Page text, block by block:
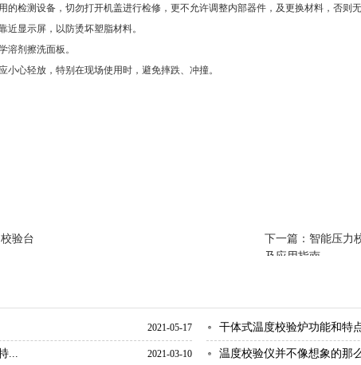
检测设备，切勿打开机盖进行检修，更不允许调整内部器件，及更换材料，否则无
显示屏，以防烫坏塑脂材料。
剂擦洗面板。
心轻放，特别在现场使用时，避免摔跌、冲撞。
验台 下一篇： 智能压力
及应用指南
2021-05-17 干体式温度校验炉功能和特
2021-03-10
... 温度校验仪并不像想象的那